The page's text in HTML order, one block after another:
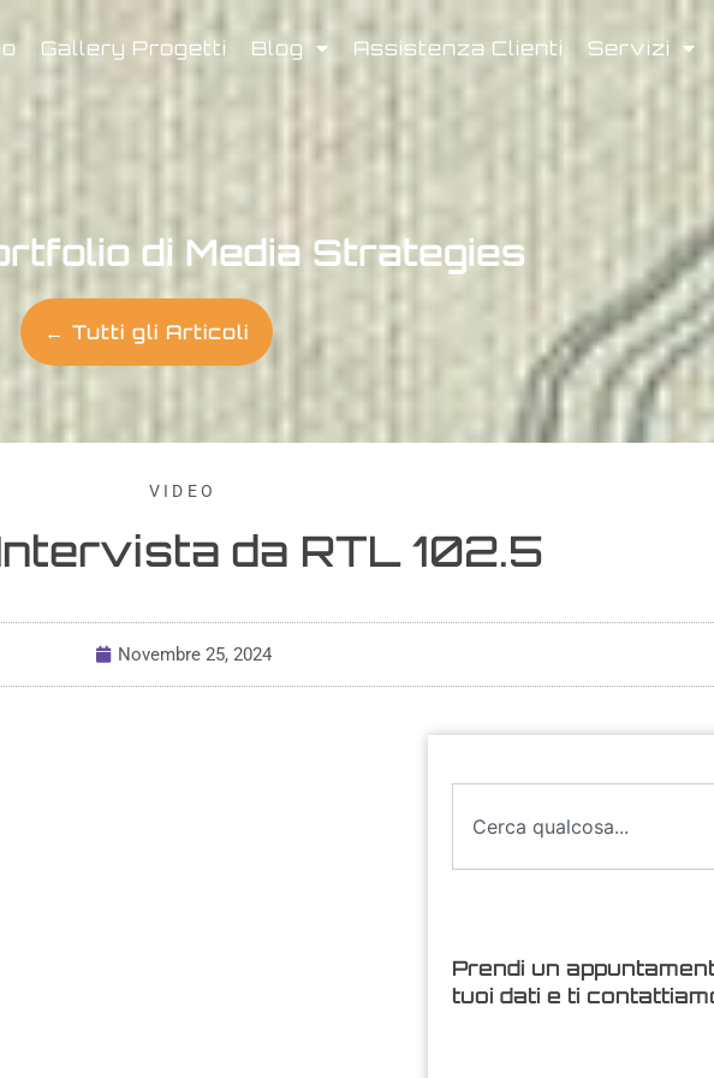
Gallery Progetti Blog Assistenza Clienti Servizi
di Media Strategies
← Tutti gli Articoli
VIDEO
da RTL 102.5
Novembre 25, 2024
Prendi un
tuoi dati e ti